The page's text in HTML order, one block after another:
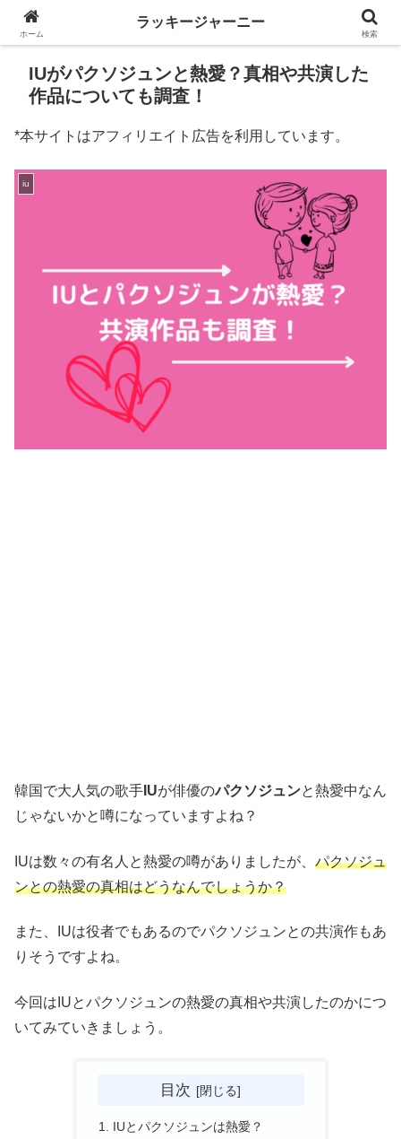
IUがパクソジュンと熱愛？真相や共演した
作品についても調査！
*本サイトはアフィリエイト広告を利用しています。
iu
韓国で大人気の歌手 IUが俳優のパクソジュンと熱愛中なん
じゃないかと噂になっていますよね？
IUは数々の有名人と熱愛の噂がありましたが、 パクソジュ
ンとの熱愛の真相はどうなんでしょうか？
また、IUは役者でもあるのでパクソジュンとの共演作もあ
りそうですよね。
今回はIUとパクソジュンの熱愛の真相や共演したのかにつ
いてみていきましょう。
目次
IUとパクソジュンは熱愛？
ホーム
ラッキージャーニー
検索